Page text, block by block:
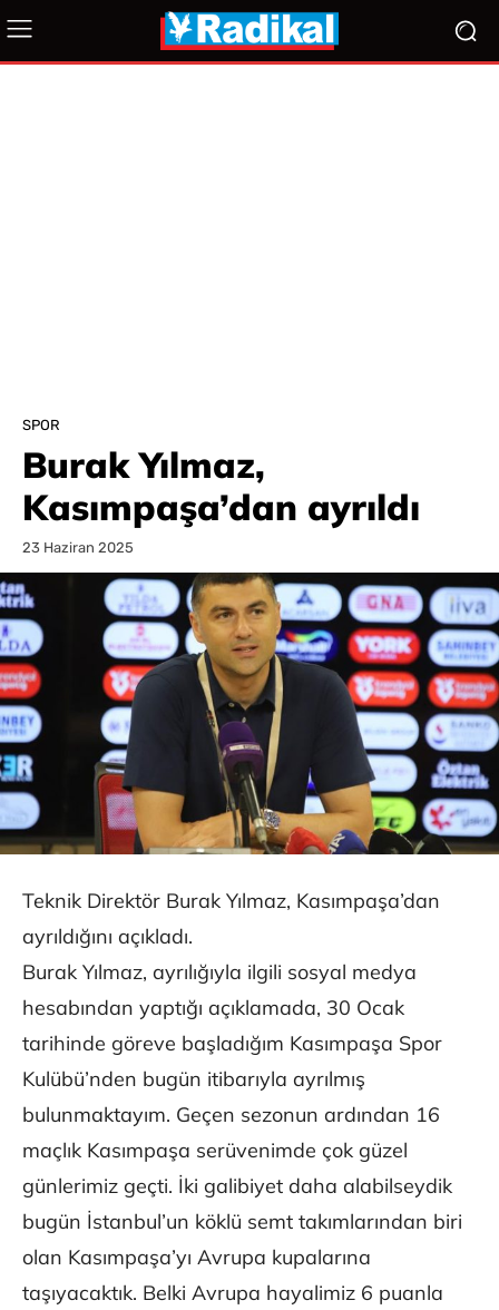
SPOR
Burak Yılmaz,
Kasımpaşa’dan ayrıldı
23 Haziran 2025
Teknik Direktör Burak Yılmaz, Kasımpaşa’dan
ayrıldığını açıkladı.
Burak Yılmaz, ayrılığıyla ilgili sosyal medya
hesabından yaptığı açıklamada, 30 Ocak
tarihinde göreve başladığım Kasımpaşa Spor
Kulübü’nden bugün itibarıyla ayrılmış
bulunmaktayım. Geçen sezonun ardından 16
maçlık Kasımpaşa serüvenimde çok güzel
günlerimiz geçti. İki galibiyet daha alabilseydik
bugün İstanbul’un köklü semt takımlarından biri
olan Kasımpaşa’yı Avrupa kupalarına
taşıyacaktık. Belki Avrupa hayalimiz 6 puanla